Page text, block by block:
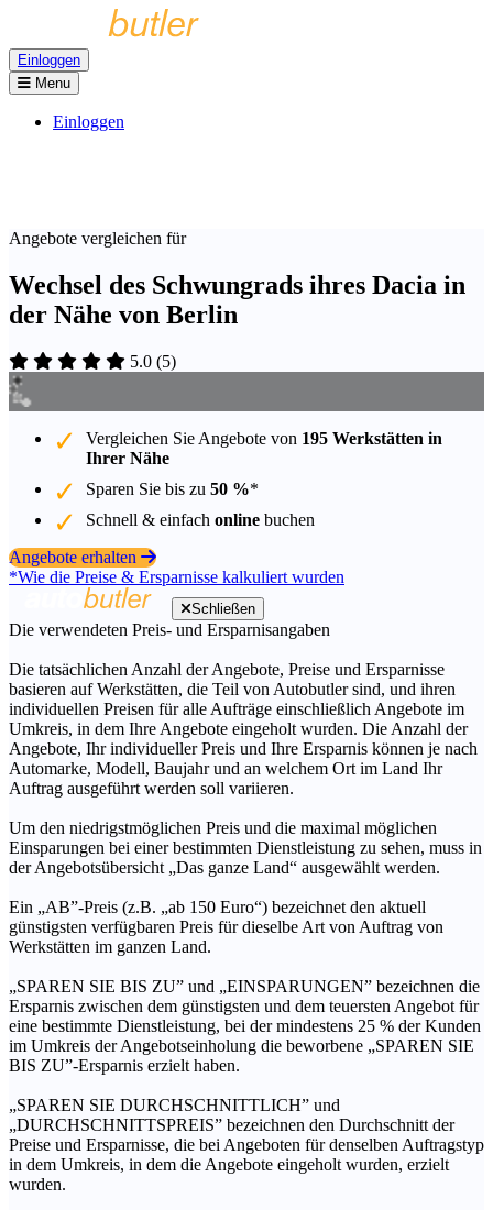
Einloggen
Menu
Einloggen
Angebote vergleichen für
Wechsel des Schwungrads ihres Dacia in
der Nähe von Berlin
5.0 (5)
Vergleichen Sie Angebote von 195 Werkstätten in
Ihrer Nähe
Sparen Sie bis zu 50 %*
Schnell & einfach online buchen
Angebote erhalten
*Wie die Preise & Ersparnisse kalkuliert wurden
Schließen
Die verwendeten Preis- und Ersparnisangaben
Die tatsächlichen Anzahl der Angebote, Preise und Ersparnisse
basieren auf Werkstätten, die Teil von Autobutler sind, und ihren
individuellen Preisen für alle Aufträge einschließlich Angebote im
Umkreis, in dem Ihre Angebote eingeholt wurden. Die Anzahl der
Angebote, Ihr individueller Preis und Ihre Ersparnis können je nach
Automarke, Modell, Baujahr und an welchem Ort im Land Ihr
Auftrag ausgeführt werden soll variieren.
Um den niedrigstmöglichen Preis und die maximal möglichen
Einsparungen bei einer bestimmten Dienstleistung zu sehen, muss in
der Angebotsübersicht „Das ganze Land“ ausgewählt werden.
Ein „AB”-Preis (z.B. „ab 150 Euro“) bezeichnet den aktuell
günstigsten verfügbaren Preis für dieselbe Art von Auftrag von
Werkstätten im ganzen Land.
„SPAREN SIE BIS ZU” und „EINSPARUNGEN” bezeichnen die
Ersparnis zwischen dem günstigsten und dem teuersten Angebot für
eine bestimmte Dienstleistung, bei der mindestens 25 % der Kunden
im Umkreis der Angebotseinholung die beworbene „SPAREN SIE
BIS ZU”-Ersparnis erzielt haben.
„SPAREN SIE DURCHSCHNITTLICH” und
„DURCHSCHNITTSPREIS” bezeichnen den Durchschnitt der
Preise und Ersparnisse, die bei Angeboten für denselben Auftragstyp
in dem Umkreis, in dem die Angebote eingeholt wurden, erzielt
wurden.